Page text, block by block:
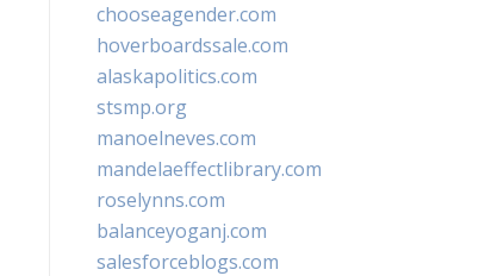
chooseagender.com
hoverboardssale.com
alaskapolitics.com
stsmp.org
manoelneves.com
mandelaeffectlibrary.com
roselynns.com
balanceyoganj.com
salesforceblogs.com